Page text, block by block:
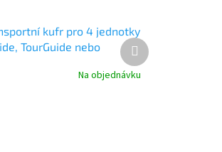
kufr pro 4 jednotky
TourGuide nebo
Na objednávku
Další
produkt